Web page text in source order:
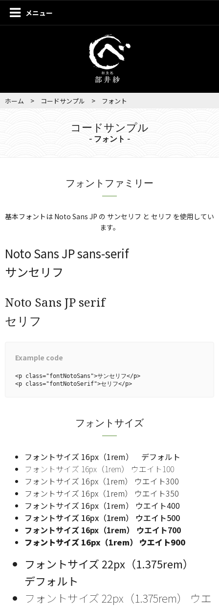
メニュー
ホーム > コードサンプル > フォント
コードサンプル
- フォント -
フォントファミリー
基本フォントは Noto Sans JP の サンセリフ と セリフ を使用してい
ます。
Noto Sans JP sans-serif
サンセリフ
Noto Sans JP serif
セリフ
Example code
<p class="fontNotoSans">サンセリフ</p>
<p class="fontNotoSerif">セリフ</p>
フォントサイズ
フォントサイズ 16px（1rem） デフォルト
フォントサイズ 16px（1rem） ウエイト100
フォントサイズ 16px（1rem） ウエイト300
フォントサイズ 16px（1rem） ウエイト350
フォントサイズ 16px（1rem） ウエイト400
フォントサイズ 16px（1rem） ウエイト500
フォントサイズ 16px（1rem） ウエイト700
フォントサイズ 16px（1rem） ウエイト900
フォントサイズ 22px（1.375rem）
デフォルト
フォントサイズ 22px（1.375rem） ウエ